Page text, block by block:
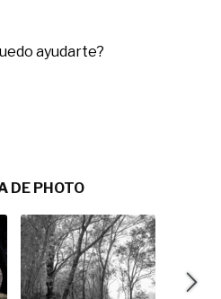
ayudarte?
DE PHOTO